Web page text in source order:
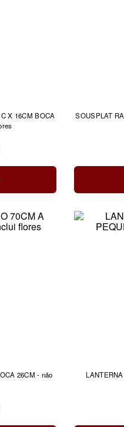
X 16CM BOCA
SOUSPLAT
26CM - não